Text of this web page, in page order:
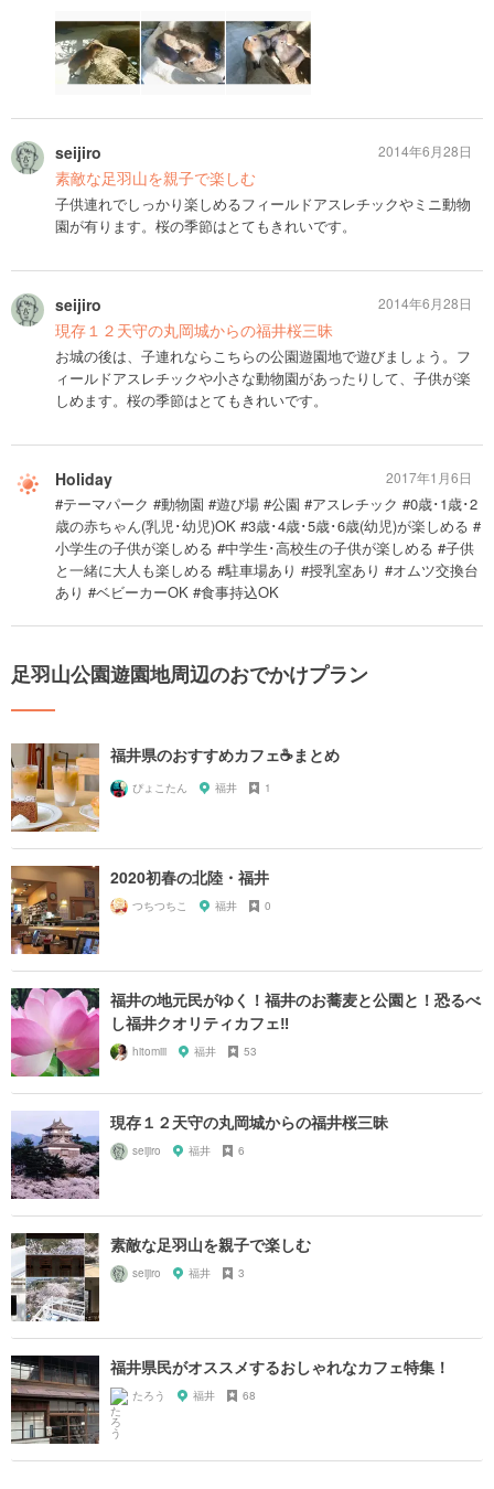
seijiro
素敵な足羽山を親子で楽しむ
子供連れでしっかり楽しめるフィールドアスレチックやミニ動物
園が有ります。桜の季節はとてもきれいです。
2014年6月28日
seijiro
現存１２天守の丸岡城からの福井桜三昧
お城の後は、子連れならこちらの公園遊園地で遊びましょう。フ
ィールドアスレチックや小さな動物園があったりして、子供が楽
しめます。桜の季節はとてもきれいです。
2014年6月28日
Holiday
#テーマパーク #動物園 #遊び場 #公園 #アスレチック #0歳･1歳･2
歳の赤ちゃん(乳児･幼児)OK #3歳･4歳･5歳･6歳(幼児)が楽しめる #
小学生の子供が楽しめる #中学生･高校生の子供が楽しめる #子供
と一緒に大人も楽しめる #駐車場あり #授乳室あり #オムツ交換台
あり #ベビーカーOK #食事持込OK
2017年1月6日
足羽山公園遊園地周辺のおでかけプラン
福井県のおすすめカフェ☕️まとめ
ぴょこたん 福井 1
2020初春の北陸・福井
つちつちこ 福井 0
福井の地元民がゆく！福井のお蕎麦と公園と！恐るべ
し福井クオリティカフェ‼︎
hitomiii 福井 53
現存１２天守の丸岡城からの福井桜三昧
seijiro 福井 6
素敵な足羽山を親子で楽しむ
seijiro 福井 3
福井県民がオススメするおしゃれなカフェ特集！
たろう 福井 68